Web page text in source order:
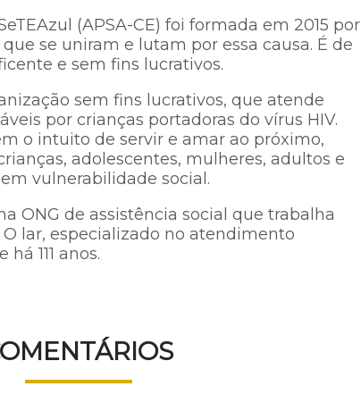
(APSA-CE) foi formada em 2015 por
se uniram e lutam por essa causa. É de
e sem fins lucrativos.
sem fins lucrativos, que atende
por crianças portadoras do vírus HIV.
o intuito de servir e amar ao próximo,
adolescentes, mulheres, adultos e
vulnerabilidade social.
ONG de assistência social que trabalha
lar, especializado no atendimento
111 anos.